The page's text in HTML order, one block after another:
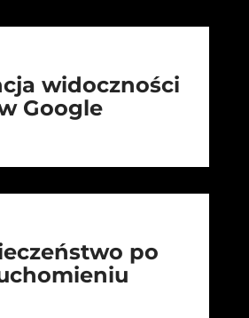
widoczności
Google
po